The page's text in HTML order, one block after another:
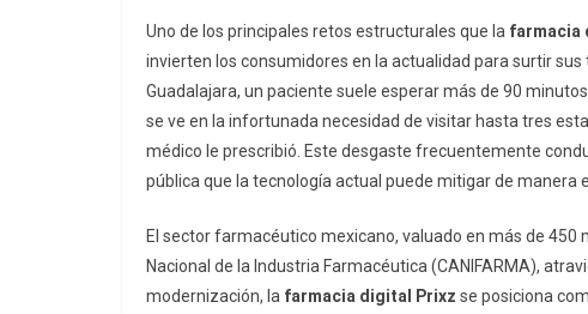
Uno de los principales retos estructurales que la farmacia
invierten los consumidores en la actualidad para surtir
Guadalajara, un paciente suele esperar más de 90
se ve en la infortunada necesidad de visitar hasta tres
médico le prescribió. Este desgaste frecuentemente
pública que la tecnología actual puede mitigar de manera
El sector farmacéutico mexicano, valuado en más de
Nacional de la Industria Farmacéutica (CANIFARMA),
modernización, la farmacia digital Prixz se posiciona